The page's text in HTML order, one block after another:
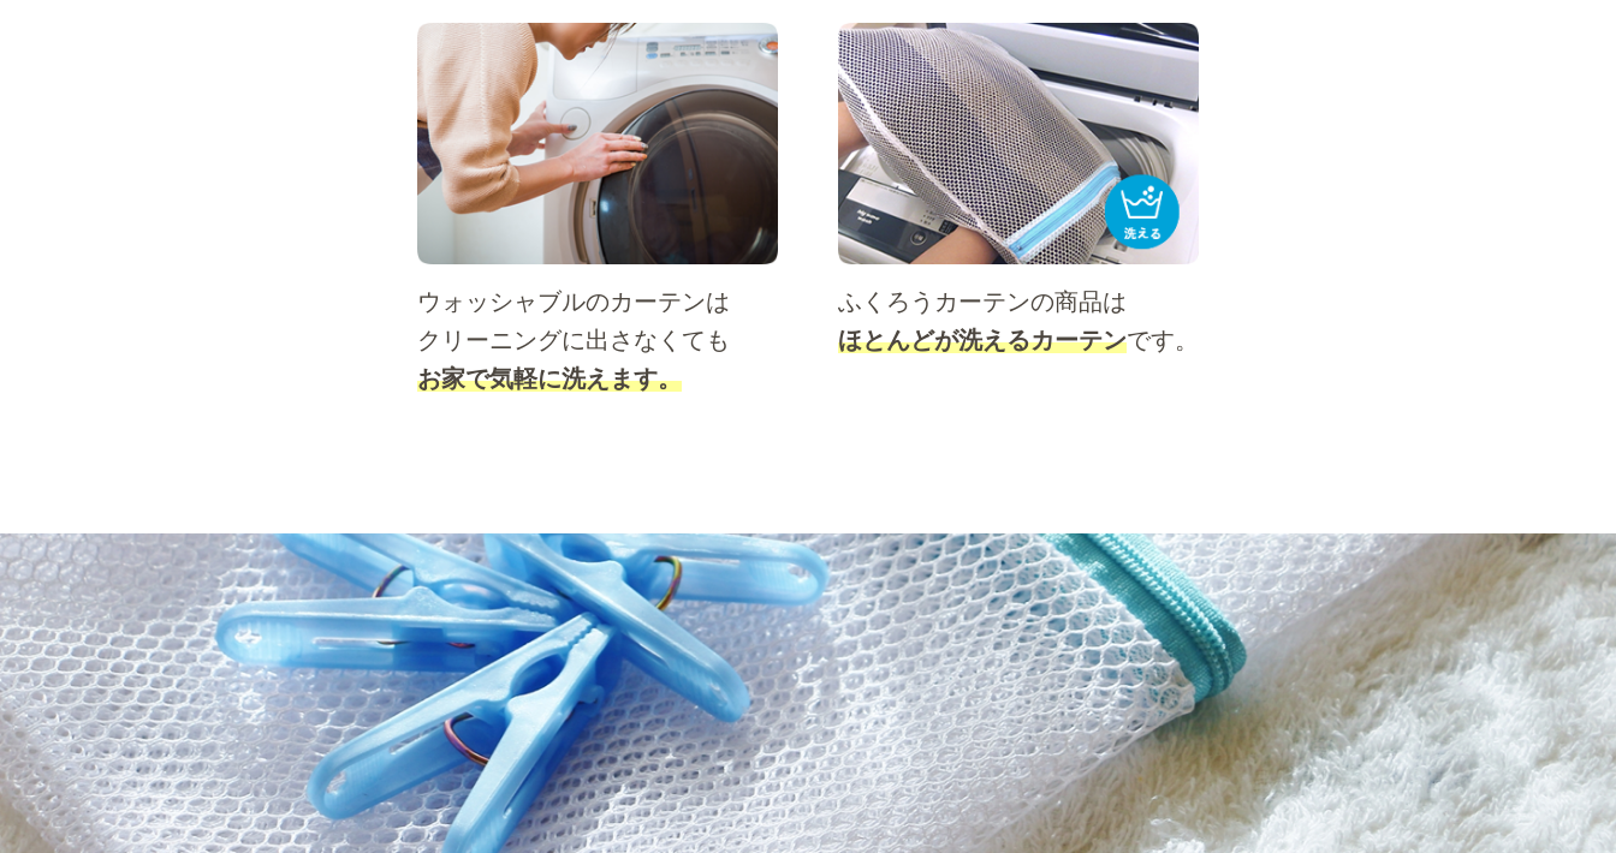
ウォッシャブルのカーテンは
クリーニングに出さなくても
お家で気軽に洗えます。
ふくろうカーテンの商品は
ほとんどが洗えるカーテンです。